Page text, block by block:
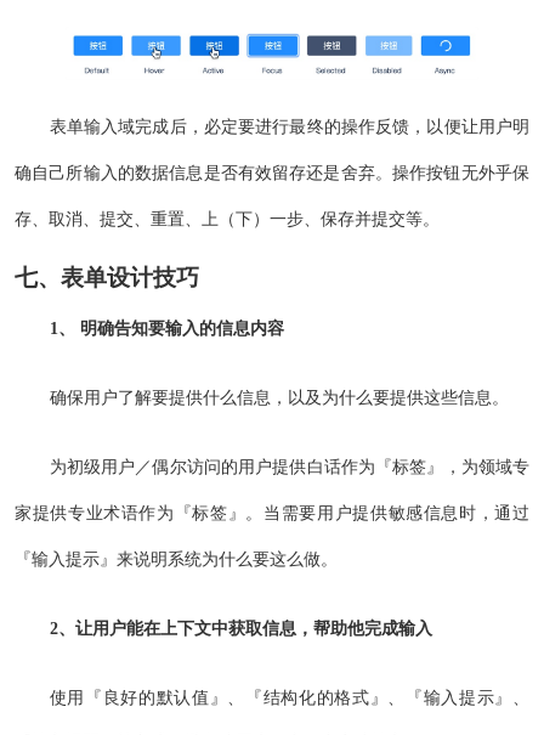
表单输入域完成后，必定要进行最终的操作反馈，以便让用户明
确自己所输入的数据信息是否有效留存还是舍弃。操作按钮无外乎保
存、取消、提交、重置、上（下）一步、保存并提交等。
七、表单设计技巧
1、 明确告知要输入的信息内容
确保用户了解要提供什么信息，以及为什么要提供这些信息。
为初级用户／偶尔访问的用户提供白话作为『标签』，为领域专
家提供专业术语作为『标签』。当需要用户提供敏感信息时，通过
『输入提示』来说明系统为什么要这么做。
2、让用户能在上下文中获取信息，帮助他完成输入
使用『良好的默认值』、『结构化的格式』、『输入提示』、